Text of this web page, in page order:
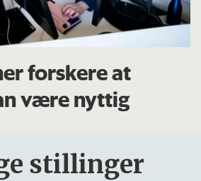
forskere at
være nyttig
stillinger